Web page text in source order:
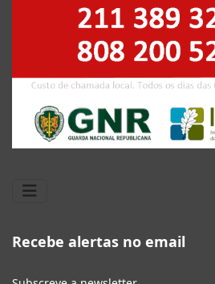
Recebe alertas no email